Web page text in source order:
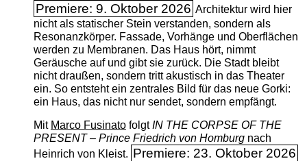
Premiere: 9. Oktober 2026 Architektur wird hier
nicht als statischer Stein verstanden, sondern als
Resonanzkörper. Fassade, Vorhänge und Oberflächen
werden zu Membranen. Das Haus hört, nimmt
Geräusche auf und gibt sie zurück. Die Stadt bleibt
nicht draußen, sondern tritt akustisch in das Theater
ein. So entsteht ein zentrales Bild für das neue Gorki:
ein Haus, das nicht nur sendet, sondern empfängt.
Mit Marco FusinatofolgtIN THE CORPSE OF THE
PRESENT – Prince Friedrich von Homburgnach
Heinrich von Kleist. Premiere: 23. Oktober 2026